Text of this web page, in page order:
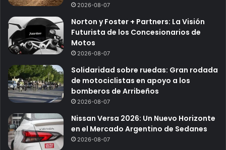
2026-08-07
Norton y Foster + Partners: La Visión
Futurista de los Concesionarios de
Motos
2026-08-07
Solidaridad sobre ruedas: Gran rodada
de motociclistas en apoyo a los
bomberos de Arribeños
2026-08-07
Nissan Versa 2026: Un Nuevo Horizonte
en el Mercado Argentino de Sedanes
2026-08-07